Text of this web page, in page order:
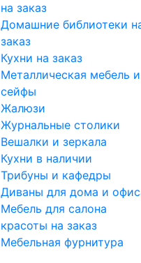
на заказ
Домашние библиотеки
заказ
Кухни на заказ
Металлическая мебель и
сейфы
Жалюзи
Журнальные столики
Вешалки и зеркала
Кухни в наличии
Трибуны и кафедры
Диваны для дома и
Мебель для салона
красоты на заказ
Мебельная фурнитура